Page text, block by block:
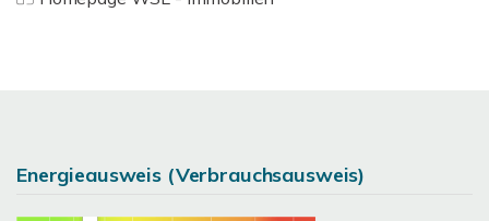
Energieausweis (Verbrauchsausweis)